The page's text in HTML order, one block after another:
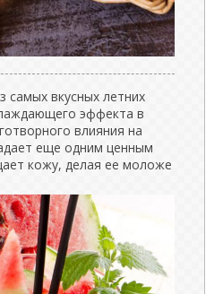
самых вкусных летних
эффекта в
влияния на
еще одним ценным
кожу, делая ее моложе